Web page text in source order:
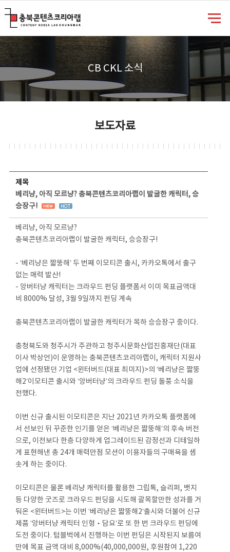
CB CKL 소식
보도자료
제목
베리냥, 아직 모르냥? 충북콘텐츠코리아랩이 발굴한 캐릭터, 승
승장구!
베리냥, 아직 모르냥?
충북콘텐츠코리아랩이 발굴한 캐릭터, 승승장구!
- ‘베리냥은 짧뚱해’ 두 번째 이모티콘 출시, 카카오톡에서 출구
없는 매력 발산!
- 앙버터냥 캐릭터는 크라우드 펀딩 플랫폼서 이미 목표금액대
비 8000% 달성, 3월 9일까지 펀딩 계속
충북콘텐츠코리아랩이 발굴한 캐릭터가 목하 승승장구 중이다.
충청북도와 청주시가 주관하고 청주시문화산업진흥재단(대표
이사 박상언)이 운영하는 충북콘텐츠코리아랩이, 캐릭터 지원사
업에 선정됐던 기업 <윈터버드(대표 최미지)>의 ‘베리냥은 짧뚱
해2’이모티콘 출시와 ‘앙버터냥’의 크라우드 펀딩 돌풍 소식을
전했다.
이번 신규 출시된 이모티콘은 지난 2021년 카카오톡 플랫폼에
서 선보인 뒤 꾸준한 인기를 얻은 ‘베리냥은 짧뚱해’의 후속 버전
으로, 이전보다 한층 다양하게 업그레이드된 감정선과 디테일하
게 표현해낸 총 24개 매력만점 모션이 이용자들의 구매욕을 샘
솟게 하는 중이다.
이모티콘은 물론 베리냥 캐릭터를 활용한 그립톡, 슬리퍼, 뱃지
등 다양한 굿즈로 크라우드 펀딩을 시도해 괄목할만한 성과를 거
둬온 <윈터버드>는 이번 ‘베리냥은 짧뚱해2’출시와 더불어 신규
제품 ‘앙버터냥 캐릭터 인형‧담요’로 또 한 번 크라우드 펀딩에
도전 중이다. 텀블벅에서 진행하는 이번 펀딩은 시작된지 보름여
만에 목표 금액 대비 8,000%(40,000,000원, 후원참여 1,220